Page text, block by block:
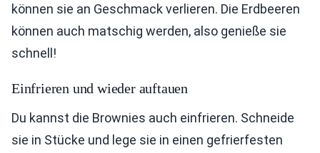
können sie an Geschmack verlieren. Die Erdbeeren
können auch matschig werden, also genieße sie
schnell!
Einfrieren und wieder auftauen
Du kannst die Brownies auch einfrieren. Schneide
sie in Stücke und lege sie in einen gefrierfesten